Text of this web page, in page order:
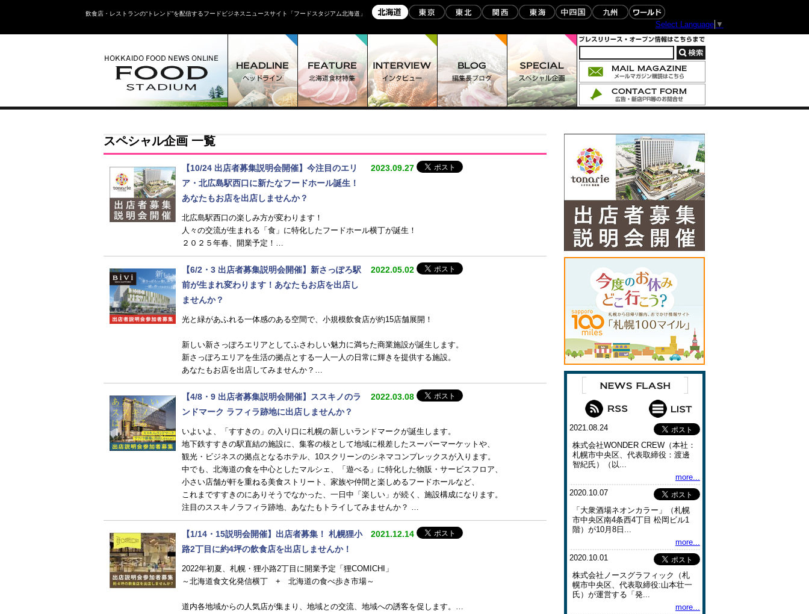
飲食店・レストランの“トレンド”を配信するフードビジネスニュースサイト「フードスタジアム北海道」
Select Language ▼
スペシャル企画 一覧
【10/24 出店者募集説明会開催】今注目のエリ
ア・北広島駅西口に新たなフードホール誕生！
あなたもお店を出店しませんか？
2023.09.27
北広島駅西口の楽しみ方が変わります！
人々の交流が生まれる「食」に特化したフードホール横丁が誕生！
２０２５年春、開業予定！…
【6/2・3 出店者募集説明会開催】新さっぽろ駅
前が生まれ変わります！あなたもお店を出店し
ませんか？
2022.05.02
光と緑があふれる一体感のある空間で、小規模飲食店が約15店舗展開！
新しい新さっぽろエリアとしてふさわしい魅力に満ちた商業施設が誕生します。
新さっぽろエリアを生活の拠点とする一人一人の日常に輝きを提供する施設。
あなたもお店を出店してみませんか？…
【4/8・9 出店者募集説明会開催】ススキノのラ
ンドマーク ラフィラ跡地に出店しませんか？
2022.03.08
いよいよ、「すすきの」の入り口に札幌の新しいランドマークが誕生します。
地下鉄すすきの駅直結の施設に、集客の核として地域に根差したスーパーマーケットや、
観光・ビジネスの拠点となるホテル、10スクリーンのシネマコンプレックスが入ります。
中でも、北海道の食を中心としたマルシェ、「遊べる」に特化した物販・サービスフロア、
小さい店舗が軒を重ねる美食ストリート、家族や仲間と楽しめるフードホールなど、
これまですすきのにありそうでなかった、一日中「楽しい」が続く、施設構成になります。
注目のススキノラフィラ跡地、あなたもトライしてみませんか？ …
【1/14・15説明会開催】出店者募集！ 札幌狸小
路2丁目に約4坪の飲食店を出店しませんか！
2021.12.14
2022年初夏、札幌・狸小路2丁目に開業予定「狸COMICHI」
～北海道食文化発信横丁 + 北海道の食べ歩き市場～
道内各地域からの人気店が集まり、地域との交流、地域への誘客を促します。…
2021.08.24
株式会社WONDER CREW（本社：
札幌市中央区、代表取締役：渡邊
智紀氏）（以...
more...
2020.10.07
「大衆酒場ネオンカラー」（札幌
市中央区南4条⻄4丁⽬ 松岡ビル1
階）が10月8日...
more...
2020.10.01
株式会社ノースグラフィック（札
幌市中央区、代表取締役:山本壮一
氏）が運営する「発...
more...